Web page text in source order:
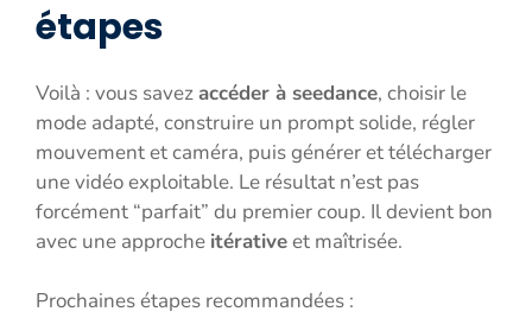
étapes
Voilà : vous savezaccéder à seedance, choisir le
mode adapté, construire un prompt solide, régler
mouvement et caméra, puis générer et télécharger
une vidéo exploitable. Le résultat n’est pas
forcément “parfait” du premier coup. Il devient bon
avec une approche itérativeet maîtrisée.
Prochaines étapes recommandées :